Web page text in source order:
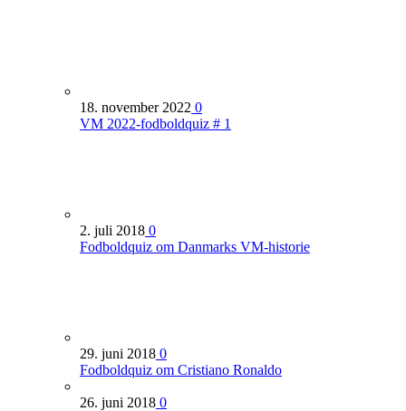
18. november 2022 0
VM 2022-fodboldquiz # 1
2. juli 2018 0
Fodboldquiz om Danmarks VM-historie
29. juni 2018 0
Fodboldquiz om Cristiano Ronaldo
26. juni 2018 0